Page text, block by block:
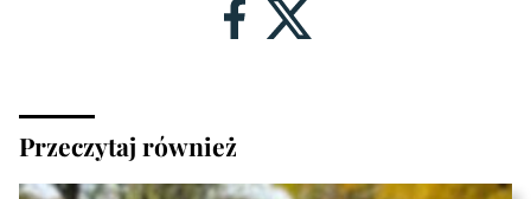
Przeczytaj również